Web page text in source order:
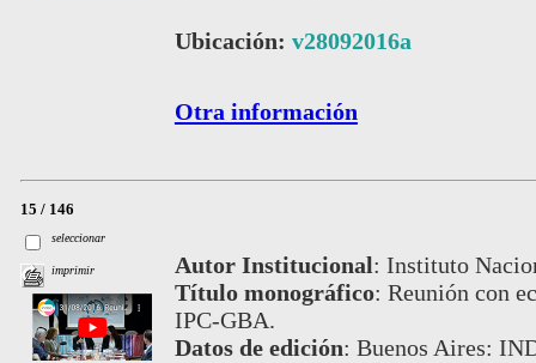
Ubicación: v28092016a
Otra información
15 / 146
seleccionar
imprimir Autor Institucional: Instituto
Título monográfico: Reunión con
IPC-GBA.
Datos de edición: Buenos Aires: